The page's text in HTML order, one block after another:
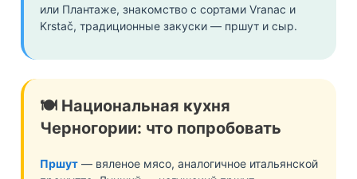
или Плантаже, знакомство с сортами Vranac и
Krstač, традиционные закуски — пршут и сыр.
🍽️ Национальная кухня
Черногории: что попробовать
Пршут — вяленое мясо, аналогичное итальянской